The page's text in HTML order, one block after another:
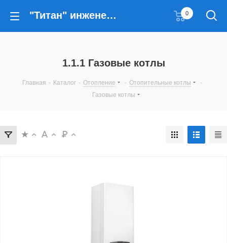
"Титан" инженерные решения 0
1.1.1 Газовые котлы
Главная - Каталог - Отопление - Отопительные котлы
-
Газовые котлы